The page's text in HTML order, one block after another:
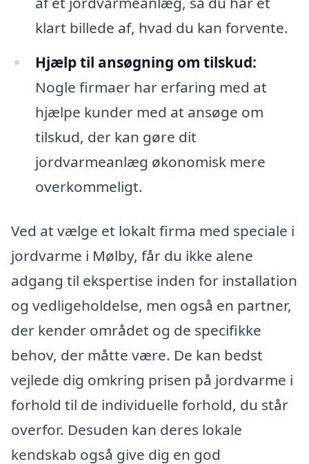
klart billede af, hvad du kan forvente.
Hjælp til ansøgning om tilskud:
Nogle firmaer har erfaring med at
hjælpe kunder med at ansøge om
tilskud, der kan gøre dit
jordvarmeanlæg økonomisk mere
overkommeligt.
Ved at vælge et lokalt firma med speciale i
jordvarme i Mølby, får du ikke alene
adgang til ekspertise inden for installation
og vedligeholdelse, men også en partner,
der kender området og de specifikke
behov, der måtte være. De kan bedst
vejlede dig omkring prisen på jordvarme i
forhold til de individuelle forhold, du står
overfor. Desuden kan deres lokale
kendskab også give dig en god